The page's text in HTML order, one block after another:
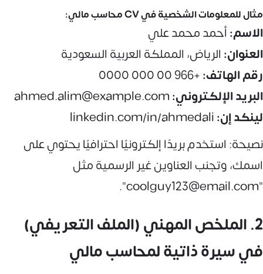
مثال للمعلومات الشخصية في CV محاسب مالي:
الاسم:أحمد محمد علي
العنوان: الرياض، المملكة العربية السعودية
رقم الهاتف:+966 00 000 0000
البريد الإلكتروني:
لينكد إن:
نصيحة: استخدم بريدًا إلكترونيًا احترافيًا يحتوي على
اسمك، وتجنب العناوين غير الرسمية مثل
"coolguy123@email.com".
2. الملخص المهني (الملف التعريفي)
في سيرة ذاتية لمحاسب مالي